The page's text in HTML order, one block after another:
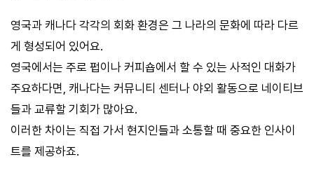
영국과 캐나다 각각의 회화 환경은 그 나라의 문화에 따라 다르
게 형성되어 있어요.
영국에서는 주로 펍이나 커피숍에서 할 수 있는 사적인 대화가
주요하다면, 캐나다는 커뮤니티 센터나 야외 활동으로 네이티브
들과 교류할 기회가 많아요.
이러한 차이는 직접 가서 현지인들과 소통할 때 중요한 인사이
트를 제공하죠.